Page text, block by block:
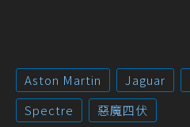
Aston Martin Jaguar
Spectre
惡魔四伏